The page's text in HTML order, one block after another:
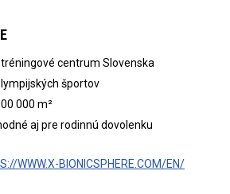
centrum Slovenska
športov
000 m²
aj pre rodinnú dovolenku
WWW.X-BIONICSPHERE.COM/EN/